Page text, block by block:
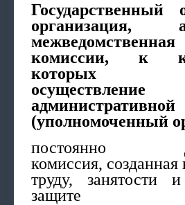
Государственный
комиссии, к
которых
осуществление
(уполномоченный
постоянно
комиссия, созданная
труду, занятости
защите